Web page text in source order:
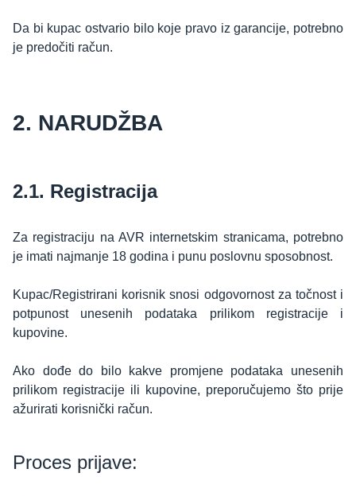
Da bi kupac ostvario bilo koje pravo iz garancije, potrebno
je predočiti račun.
2. NARUDŽBA
2.1. Registracija
Za registraciju na AVR internetskim stranicama, potrebno
je imati najmanje 18 godina i punu poslovnu sposobnost.
Kupac/Registrirani korisnik snosi odgovornost za točnost i
potpunost unesenih podataka prilikom registracije i
kupovine.
Ako dođe do bilo kakve promjene podataka unesenih
prilikom registracije ili kupovine, preporučujemo što prije
ažurirati korisnički račun.
Proces prijave: